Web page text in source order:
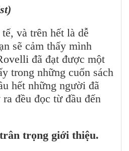
và trên hết là dễ
sẽ cảm thấy mình
đã đạt được một
trong những cuốn sách
hết những người đã
đều đọc từ đầu đến
trọng giới thiệu.